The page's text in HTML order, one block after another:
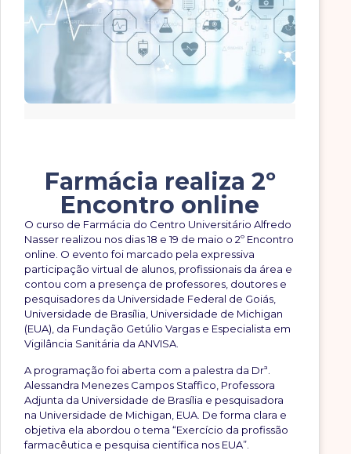
Farmácia realiza 2º
Encontro online
O curso de Farmácia do Centro Universitário Alfredo
Nasser realizou nos dias 18 e 19 de maio o 2º Encontro
online. O evento foi marcado pela expressiva
participação virtual de alunos, profissionais da área e
contou com a presença de professores, doutores e
pesquisadores da Universidade Federal de Goiás,
Universidade de Brasília, Universidade de Michigan
(EUA), da Fundação Getúlio Vargas e Especialista em
Vigilância Sanitária da ANVISA.
A programação foi aberta com a palestra da Drª.
Alessandra Menezes Campos Staffico, Professora
Adjunta da Universidade de Brasília e pesquisadora
na Universidade de Michigan, EUA. De forma clara e
objetiva ela abordou o tema “Exercício da profissão
farmacêutica e pesquisa científica nos EUA”.